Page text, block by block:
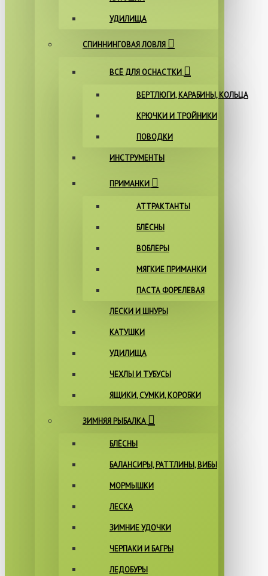
УДИЛИЩА
СПИННИНГОВАЯ ЛОВЛЯ
ВСЁ ДЛЯ ОСНАСТКИ
ВЕРТЛЮГИ, КАРАБИНЫ, КОЛЬЦА
КРЮЧКИ И ТРОЙНИКИ
ПОВОДКИ
ИНСТРУМЕНТЫ
ПРИМАНКИ
АТТРАКТАНТЫ
БЛЁСНЫ
ВОБЛЕРЫ
МЯГКИЕ ПРИМАНКИ
ПАСТА ФОРЕЛЕВАЯ
ЛЕСКИ И ШНУРЫ
КАТУШКИ
УДИЛИЩА
ЧЕХЛЫ И ТУБУСЫ
ЯЩИКИ, СУМКИ, КОРОБКИ
ЗИМНЯЯ РЫБАЛКА
БЛЁСНЫ
БАЛАНСИРЫ, РАТТЛИНЫ, ВИБЫ
МОРМЫШКИ
ЛЕСКА
ЗИМНИЕ УДОЧКИ
ЧЕРПАКИ И БАГРЫ
ЛЕДОБУРЫ